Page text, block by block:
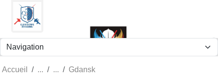
Accueil Gdansk
Panneau de gestion des cookies